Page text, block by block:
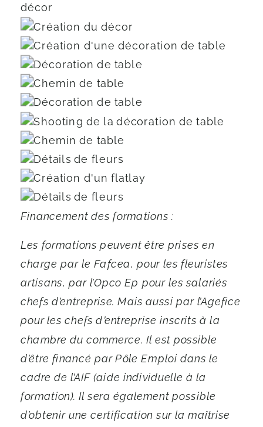
Financement des formations :
Les formations peuvent être prises en
charge par le Fafcea, pour les fleuristes
artisans, par l’Opco Ep pour les salariés
chefs d’entreprise. Mais aussi par l’Agefice
pour les chefs d’entreprise inscrits à la
chambre du commerce. Il est possible
d’être financé par Pôle Emploi dans le
cadre de l’AIF (aide individuelle à la
formation). Il sera également possible
d’obtenir une certification sur la maîtrise